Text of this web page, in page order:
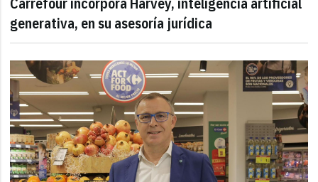
generativa, en su asesoría jurídica